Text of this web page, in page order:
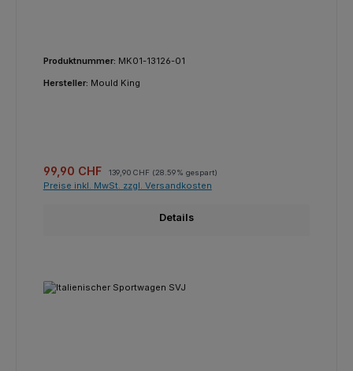
Produktnummer: MK01-13126-01
Hersteller: Mould King
Verkaufspreis:
99,90 CHF 139,90 CHF (28.59% gespart)
Preise inkl. MwSt. zzgl. Versandkosten
Details